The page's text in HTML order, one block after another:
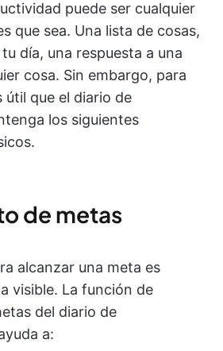
puede ser cualquier
que sea. Una lista de cosas,
día, una respuesta a una
cosa. Sin embargo, para
útil que el diario de
los siguientes
de metas
alcanzar una meta es
visible. La función de
del diario de
a: